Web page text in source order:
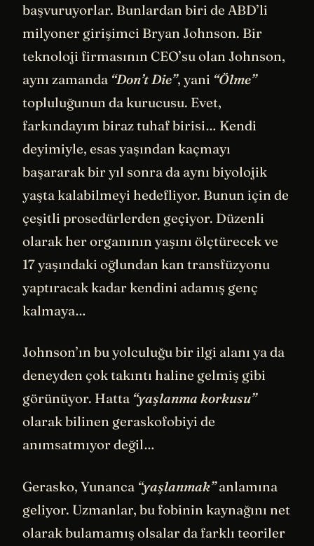
başvuruyorlar. Bunlardan biri de ABD’li
milyoner girişimci Bryan Johnson. Bir
teknoloji firmasının CEO’su olan Johnson,
aynı zamanda “Don’t Die”, yani “Ölme”
topluluğunun da kurucusu. Evet,
farkındayım biraz tuhaf birisi… Kendi
deyimiyle, esas yaşından kaçmayı
başararak bir yıl sonra da aynı biyolojik
yaşta kalabilmeyi hedefliyor. Bunun için de
çeşitli prosedürlerden geçiyor. Düzenli
olarak her organının yaşını ölçtürecek ve
17 yaşındaki oğlundan kan transfüzyonu
yaptıracak kadar kendini adamış genç
kalmaya…
Johnson’ın bu yolculuğu bir ilgi alanı ya da
deneyden çok takıntı haline gelmiş gibi
görünüyor. Hatta “yaşlanma korkusu”
olarak bilinen geraskofobiyi de
anımsatmıyor değil…
Gerasko, Yunanca “yaşlanmak”anlamına
geliyor. Uzmanlar, bu fobinin kaynağını net
olarak bulamamış olsalar da farklı teoriler